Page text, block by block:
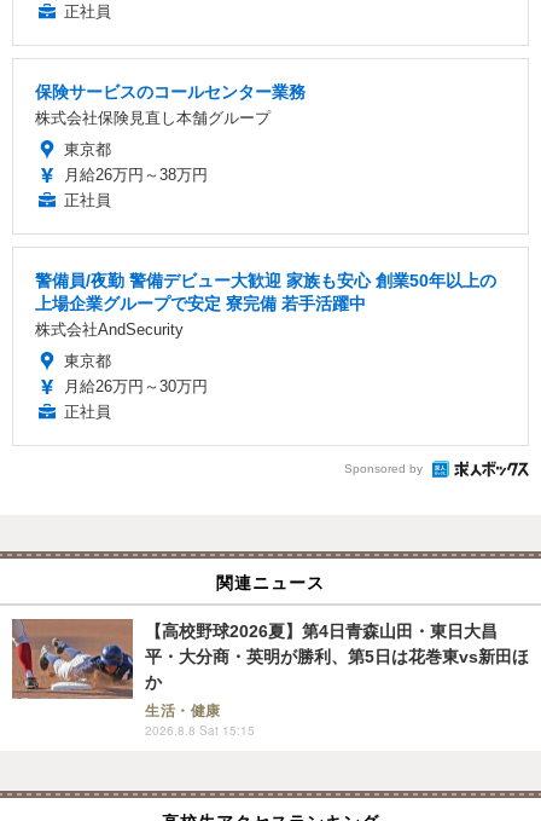
正社員
保険サービスのコールセンター業務
株式会社保険見直し本舗グループ
東京都
月給26万円～38万円
正社員
警備員/夜勤 警備デビュー大歓迎 家族も安心 創業50年以上の
上場企業グループで安定 寮完備 若手活躍中
株式会社AndSecurity
東京都
月給26万円～30万円
正社員
Sponsored by
関連ニュース
【高校野球2026夏】第4日青森山田・東日大昌
平・大分商・英明が勝利、第5日は花巻東vs新田ほ
か
生活・健康
2026.8.8 Sat 15:15